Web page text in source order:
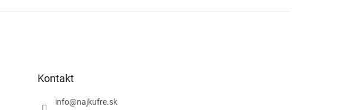
Kontakt
info@najkufre.sk